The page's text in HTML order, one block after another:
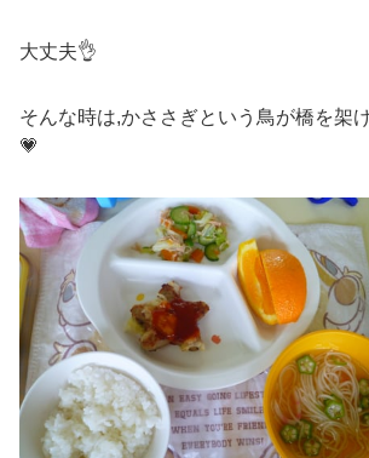
大丈夫👌
そんな時は,かささぎという鳥が橋を架
💗